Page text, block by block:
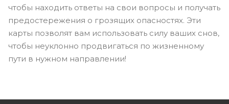
чтобы находить ответы на свои вопросы и получать
предостережения о грозящих опасностях. Эти
карты позволят вам использовать силу ваших снов,
чтобы неуклонно продвигаться по жизненному
пути в нужном направлении!